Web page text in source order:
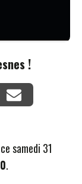
!
samedi 31
.